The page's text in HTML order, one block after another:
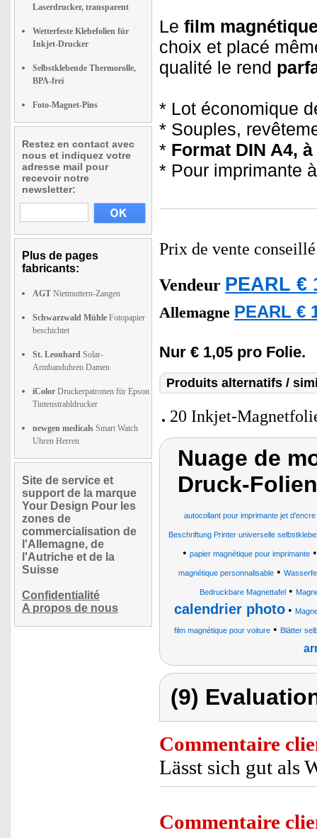
Laserdrucker, transparent
Wetterfeste Klebefolien für
Inkjet-Drucker
Selbstklebende Thermorolle,
BPA-frei
Foto-Magnet-Pins
Restez en contact avec
nous et indiquez votre
adresse mail pour
recevoir notre
newsletter:
Plus de pages
fabricants:
AGT Nietmuttern-Zangen
Schwarzwald Mühle Fotopapier
beschichtet
St. Leonhard Solar-
Armbanduhren Damen
iColor Druckerpatronen für Epson
Tintenstrahldrucker
newgen medicals Smart Watch
Uhren Herren
Site de service et
support de la marque
Your Design Pour les
zones de
commercialisation de
l'Allemagne, de
l'Autriche et de la
Suisse
Confidentialité
A propos de nous
Le film
choix et placé
qualité le rend
* Lot économique
* Souples,
* Format DIN A4,
* Pour imprimante
Prix de vente
Vendeur PEARL €
Allemagne PEARL €
Nur € 1,05 pro Folie.
Produits alternatifs /
20 Inkjet-
Nuage de
Druck-Folien
autocollant pour imprimante jet
Beschriftung Printer universelle
• papier magnétique pour imprimante
magnétique personnalisable•
Bedruckbare Magnettafel•
calendrier photo•
film magnétique pour voiture• Blätter
(9)
Commentaire
Lässt sich gut als
Commentaire